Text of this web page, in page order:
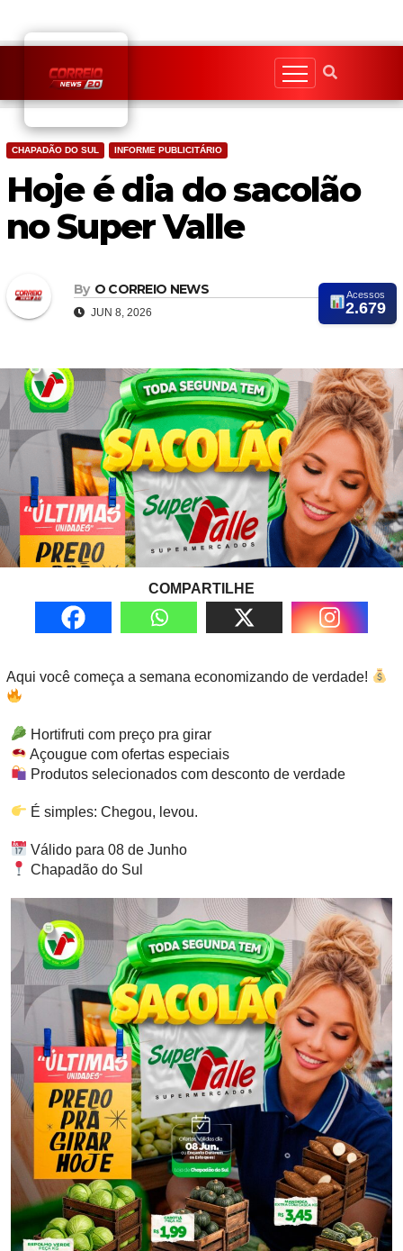
content
CHAPADÃO DO SUL INFORME PUBLICITÁRIO
Hoje é dia do sacolão
no Super Valle
By O CORREIO NEWS
JUN 8, 2026
Acessos
2.679
COMPARTILHE
Aqui você começa a semana economizando de verdade!
Hortifruti com preço pra girar
Açougue com ofertas especiais
Produtos selecionados com desconto de verdade
É simples: Chegou, levou.
Válido para 08 de Junho
Chapadão do Sul